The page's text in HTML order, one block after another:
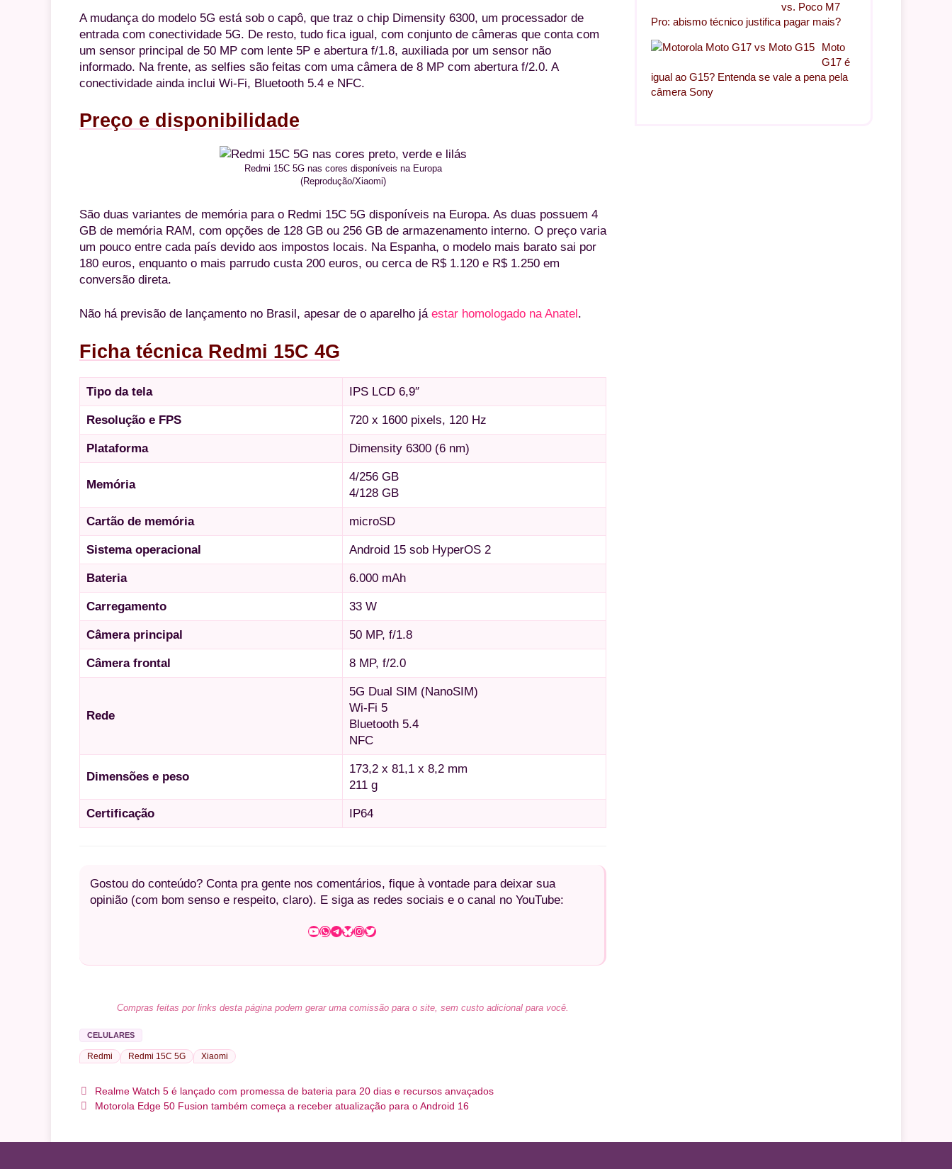
A mudança do modelo 5G está sob o capô, que traz o chip Dimensity 6300, um processador de
entrada com conectividade 5G. De resto, tudo fica igual, com conjunto de câmeras que conta com
um sensor principal de 50 MP com lente 5P e abertura f/1.8, auxiliada por um sensor não
informado. Na frente, as selfies são feitas com uma câmera de 8 MP com abertura f/2.0. A
conectividade ainda inclui Wi-Fi, Bluetooth 5.4 e NFC.
Preço e disponibilidade
Redmi 15C 5G nas cores disponíveis na Europa
(Reprodução/Xiaomi)
São duas variantes de memória para o Redmi 15C 5G disponíveis na Europa. As duas possuem 4
GB de memória RAM, com opções de 128 GB ou 256 GB de armazenamento interno. O preço varia
um pouco entre cada país devido aos impostos locais. Na Espanha, o modelo mais barato sai por
180 euros, enquanto o mais parrudo custa 200 euros, ou cerca de R$ 1.120 e R$ 1.250 em
conversão direta.
Não há previsão de lançamento no Brasil, apesar de o aparelho já estar homologado na Anatel .
Ficha técnica Redmi 15C 4G
Tipo da tela IPS LCD 6,9″
Resolução e FPS 720 x 1600 pixels, 120 Hz
Plataforma Dimensity 6300 (6 nm)
Memória
4/256 GB
4/128 GB
Cartão de memória microSD
Sistema operacional Android 15 sob HyperOS 2
Bateria 6.000 mAh
Carregamento 33 W
Câmera principal 50 MP, f/1.8
Câmera frontal 8 MP, f/2.0
Rede
5G Dual SIM (NanoSIM)
Wi-Fi 5
Bluetooth 5.4
NFC
Dimensões e peso
173,2 x 81,1 x 8,2 mm
211 g
Certificação IP64
Gostou do conteúdo? Conta pra gente nos comentários, fique à vontade para deixar sua
opinião (com bom senso e respeito, claro). E siga as redes sociais e o canal no YouTube:
Youtube WhatsApp TelegramBluesky InstagramTwitter
Compras feitas por links desta página podem gerar uma comissão para o site, sem custo adicional para você.
CELULARES
Redmi Redmi 15C 5G Xiaomi
Realme Watch 5 é lançado com promessa de bateria para 20 dias e recursos anvaçados
Motorola Edge 50 Fusion também começa a receber atualização para o Android 16
vs. Poco M7
Pro: abismo técnico justifica pagar mais?
Moto
G17 é
igual ao G15? Entenda se vale a pena pela
câmera Sony